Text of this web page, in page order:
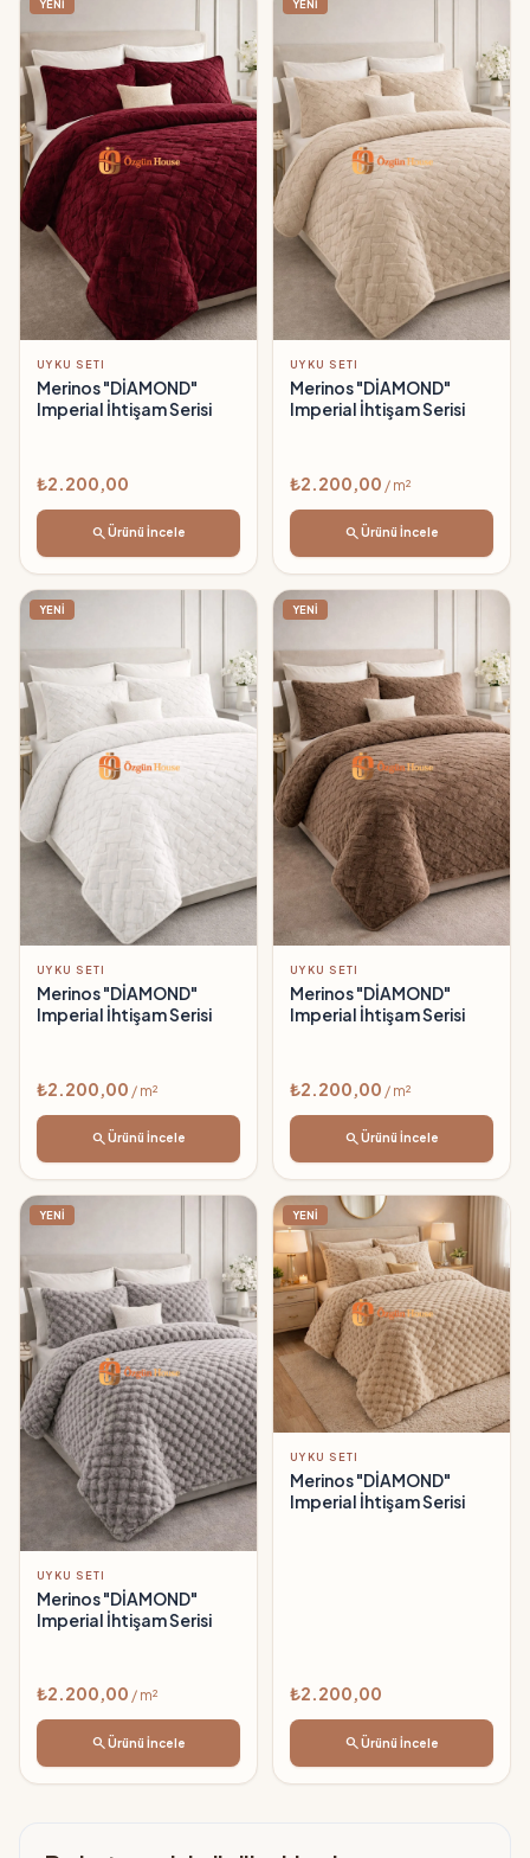
YENİ
UYKU SETI
Merinos "DİAMOND"
Imperial İhtişam Serisi
₺2.200,00
searchÜrünü İncele
YENİ
UYKU SETI
Merinos "DİAMOND"
Imperial İhtişam Serisi
₺2.200,00 / m²
searchÜrünü İncele
YENİ
UYKU SETI
Merinos "DİAMOND"
Imperial İhtişam Serisi
₺2.200,00 / m²
searchÜrünü İncele
YENİ
UYKU SETI
Merinos "DİAMOND"
Imperial İhtişam Serisi
₺2.200,00 / m²
searchÜrünü İncele
YENİ
UYKU SETI
Merinos "DİAMOND"
Imperial İhtişam Serisi
₺2.200,00 / m²
searchÜrünü İncele
YENİ
UYKU SETI
Merinos "DİAMOND"
Imperial İhtişam Serisi
₺2.200,00
searchÜrünü İncele